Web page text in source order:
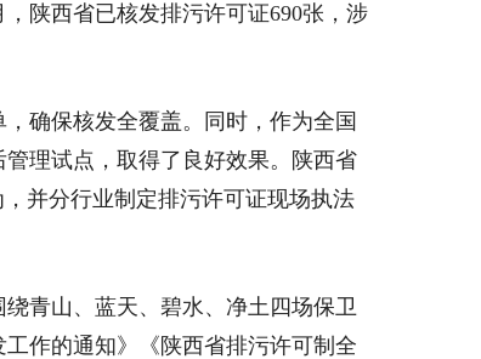
陕西省已核发排污许可证690张，涉
确保核发全覆盖。同时，作为全国
理试点，取得了良好效果。陕西省
并分行业制定排污许可证现场执法
青山、蓝天、碧水、净土四场保卫
作的通知》《陕西省排污许可制全